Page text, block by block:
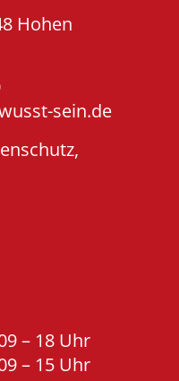
Hohen
sein.de
,
– 18 Uhr
– 15 Uhr